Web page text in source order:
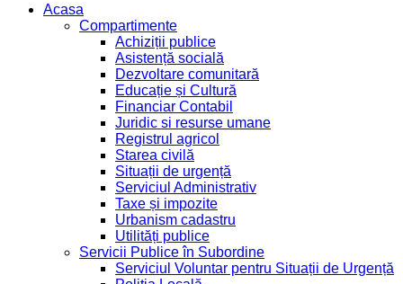
Acasa
Compartimente
Achiziții publice
Asistență socială
Dezvoltare comunitară
Educație și Cultură
Financiar Contabil
Juridic si resurse umane
Registrul agricol
Starea civilă
Situații de urgență
Serviciul Administrativ
Taxe și impozite
Urbanism cadastru
Utilități publice
Servicii Publice în Subordine
Serviciul Voluntar pentru Situații de Urgență